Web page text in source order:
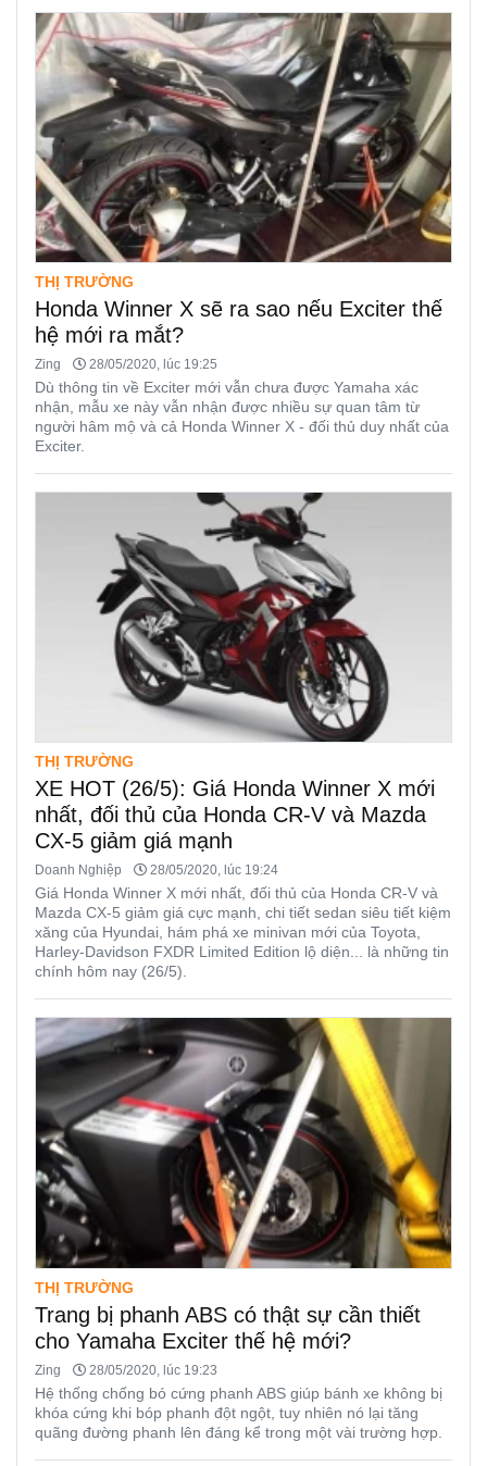
THỊ TRƯỜNG
Honda Winner X sẽ ra sao nếu Exciter thế
hệ mới ra mắt?
Zing 28/05/2020, lúc 19:25
Dù thông tin về Exciter mới vẫn chưa được Yamaha xác
nhận, mẫu xe này vẫn nhận được nhiều sự quan tâm từ
người hâm mộ và cả Honda Winner X - đối thủ duy nhất của
Exciter.
THỊ TRƯỜNG
XE HOT (26/5): Giá Honda Winner X mới
nhất, đối thủ của Honda CR-V và Mazda
CX-5 giảm giá mạnh
Doanh Nghiệp 28/05/2020, lúc 19:24
Giá Honda Winner X mới nhất, đối thủ của Honda CR-V và
Mazda CX-5 giảm giá cực mạnh, chi tiết sedan siêu tiết kiệm
xăng của Hyundai, hám phá xe minivan mới của Toyota,
Harley-Davidson FXDR Limited Edition lộ diện... là những tin
chính hôm nay (26/5).
THỊ TRƯỜNG
Trang bị phanh ABS có thật sự cần thiết
cho Yamaha Exciter thế hệ mới?
Zing 28/05/2020, lúc 19:23
Hệ thống chống bó cứng phanh ABS giúp bánh xe không bị
khóa cứng khi bóp phanh đột ngột, tuy nhiên nó lại tăng
quãng đường phanh lên đáng kể trong một vài trường hợp.